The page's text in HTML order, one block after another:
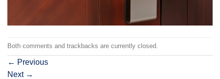
Both comments and trackbacks are currently closed.
← Previous
Next →